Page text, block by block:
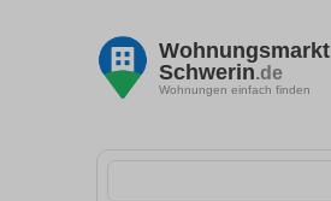
Wohnungsmarkt
Schwerin.de
Wohnungen einfach finden